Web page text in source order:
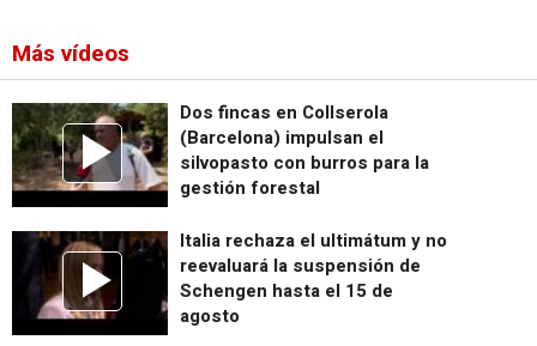
Más vídeos
Dos fincas en Collserola
(Barcelona) impulsan el
silvopasto con burros para la
gestión forestal
Italia rechaza el ultimátum y no
reevaluará la suspensión de
Schengen hasta el 15 de
agosto